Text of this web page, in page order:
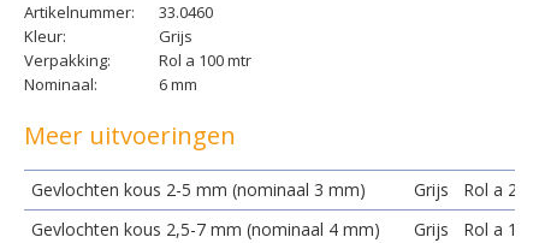
Artikelnummer:
33.0460
Kleur:
Grijs
Verpakking:
Rol a 100 mtr
Nominaal:
6 mm
Meer uitvoeringen
Gevlochten kous 2-5 mm (nominaal 3 mm) Grijs
Rol a
Gevlochten kous 2,5-7 mm (nominaal 4 mm)
Grijs
Rol a